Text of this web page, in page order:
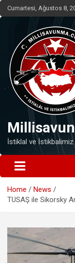
Skip
to
Cumartesi, Ağustos 8,
İstiklal ve
Home
News
TUSAŞ ile Sikorsky